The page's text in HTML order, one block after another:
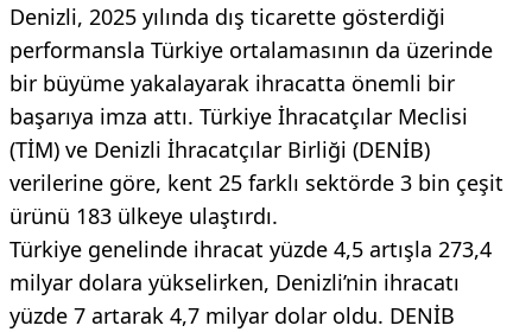
Denizli, 2025 yılında dış ticarette gösterdiği
performansla Türkiye ortalamasının da üzerinde
bir büyüme yakalayarak ihracatta önemli bir
başarıya imza attı. Türkiye İhracatçılar Meclisi
(TİM) ve Denizli İhracatçılar Birliği (DENİB)
verilerine göre, kent 25 farklı sektörde 3 bin çeşit
ürünü 183 ülkeye ulaştırdı.
Türkiye genelinde ihracat yüzde 4,5 artışla 273,4
milyar dolara yükselirken, Denizli’nin ihracatı
yüzde 7 artarak 4,7 milyar dolar oldu. DENİB